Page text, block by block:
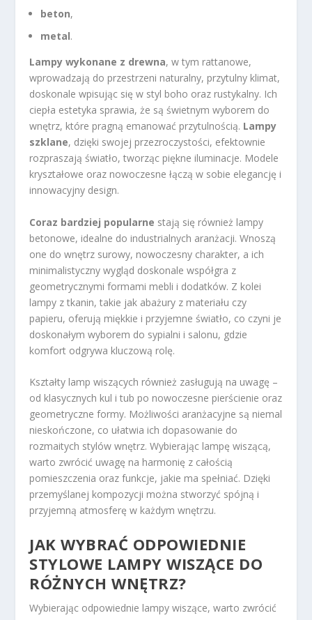
beton,
metal.
Lampy wykonane z drewna, w tym rattanowe,
wprowadzają do przestrzeni naturalny, przytulny klimat,
doskonale wpisując się w styl boho oraz rustykalny. Ich
ciepła estetyka sprawia, że są świetnym wyborem do
wnętrz, które pragną emanować przytulnością. Lampy
szklane, dzięki swojej przezroczystości, efektownie
rozpraszają światło, tworząc piękne iluminacje. Modele
kryształowe oraz nowoczesne łączą w sobie elegancję i
innowacyjny design.
Coraz bardziej popularne stają się również lampy
betonowe, idealne do industrialnych aranżacji. Wnoszą
one do wnętrz surowy, nowoczesny charakter, a ich
minimalistyczny wygląd doskonale współgra z
geometrycznymi formami mebli i dodatków. Z kolei
lampy z tkanin, takie jak abażury z materiału czy
papieru, oferują miękkie i przyjemne światło, co czyni je
doskonałym wyborem do sypialni i salonu, gdzie
komfort odgrywa kluczową rolę.
Kształty lamp wiszących również zasługują na uwagę –
od klasycznych kul i tub po nowoczesne pierścienie oraz
geometryczne formy. Możliwości aranżacyjne są niemal
nieskończone, co ułatwia ich dopasowanie do
rozmaitych stylów wnętrz. Wybierając lampę wiszącą,
warto zwrócić uwagę na harmonię z całością
pomieszczenia oraz funkcje, jakie ma spełniać. Dzięki
przemyślanej kompozycji można stworzyć spójną i
przyjemną atmosferę w każdym wnętrzu.
JAK WYBRAĆ ODPOWIEDNIE
STYLOWE LAMPY WISZĄCE DO
RÓŻNYCH WNĘTRZ?
Wybierając odpowiednie lampy wiszące, warto zwrócić